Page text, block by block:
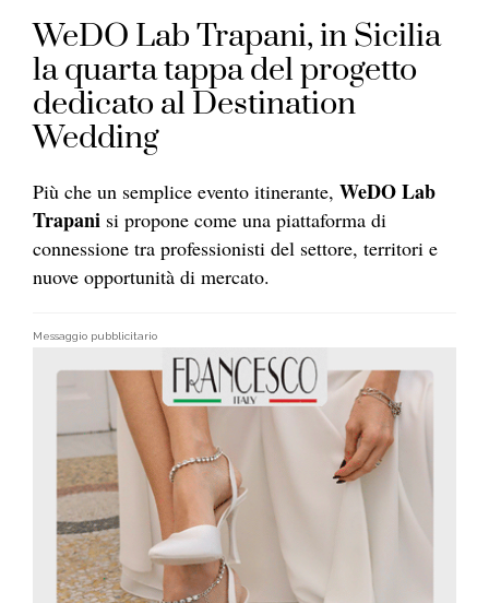
WeDO Lab Trapani, in Sicilia
la quarta tappa del progetto
dedicato al Destination
Wedding
Più che un semplice evento itinerante, WeDO Lab
Trapani si propone come una piattaforma di
connessione tra professionisti del settore, territori e
nuove opportunità di mercato.
Messaggio pubblicitario